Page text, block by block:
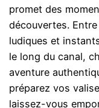
promet des
découvertes.
ludiques et
le long du canal,
aventure
préparez vos
laissez-vous